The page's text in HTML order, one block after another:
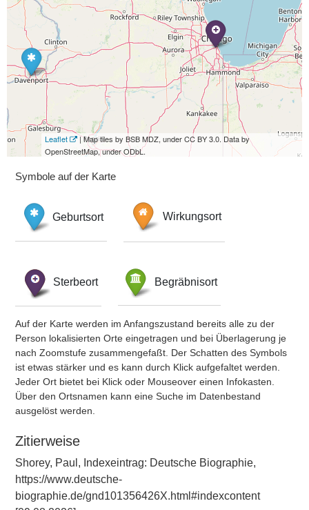
Leaflet
| Map tiles by BSB MDZ, under CC BY 3.0. Data by
OpenStreetMap, under ODbL.
Symbole auf der Karte
Geburtsort Wirkungsort
Sterbeort Begräbnisort
Auf der Karte werden im Anfangszustand bereits alle zu der
Person lokalisierten Orte eingetragen und bei Überlagerung je
nach Zoomstufe zusammengefaßt. Der Schatten des Symbols
ist etwas stärker und es kann durch Klick aufgefaltet werden.
Jeder Ort bietet bei Klick oder Mouseover einen Infokasten.
Über den Ortsnamen kann eine Suche im Datenbestand
ausgelöst werden.
Zitierweise
Shorey, Paul, Indexeintrag: Deutsche Biographie,
https://www.deutsche-
biographie.de/gnd101356426X.html#indexcontent